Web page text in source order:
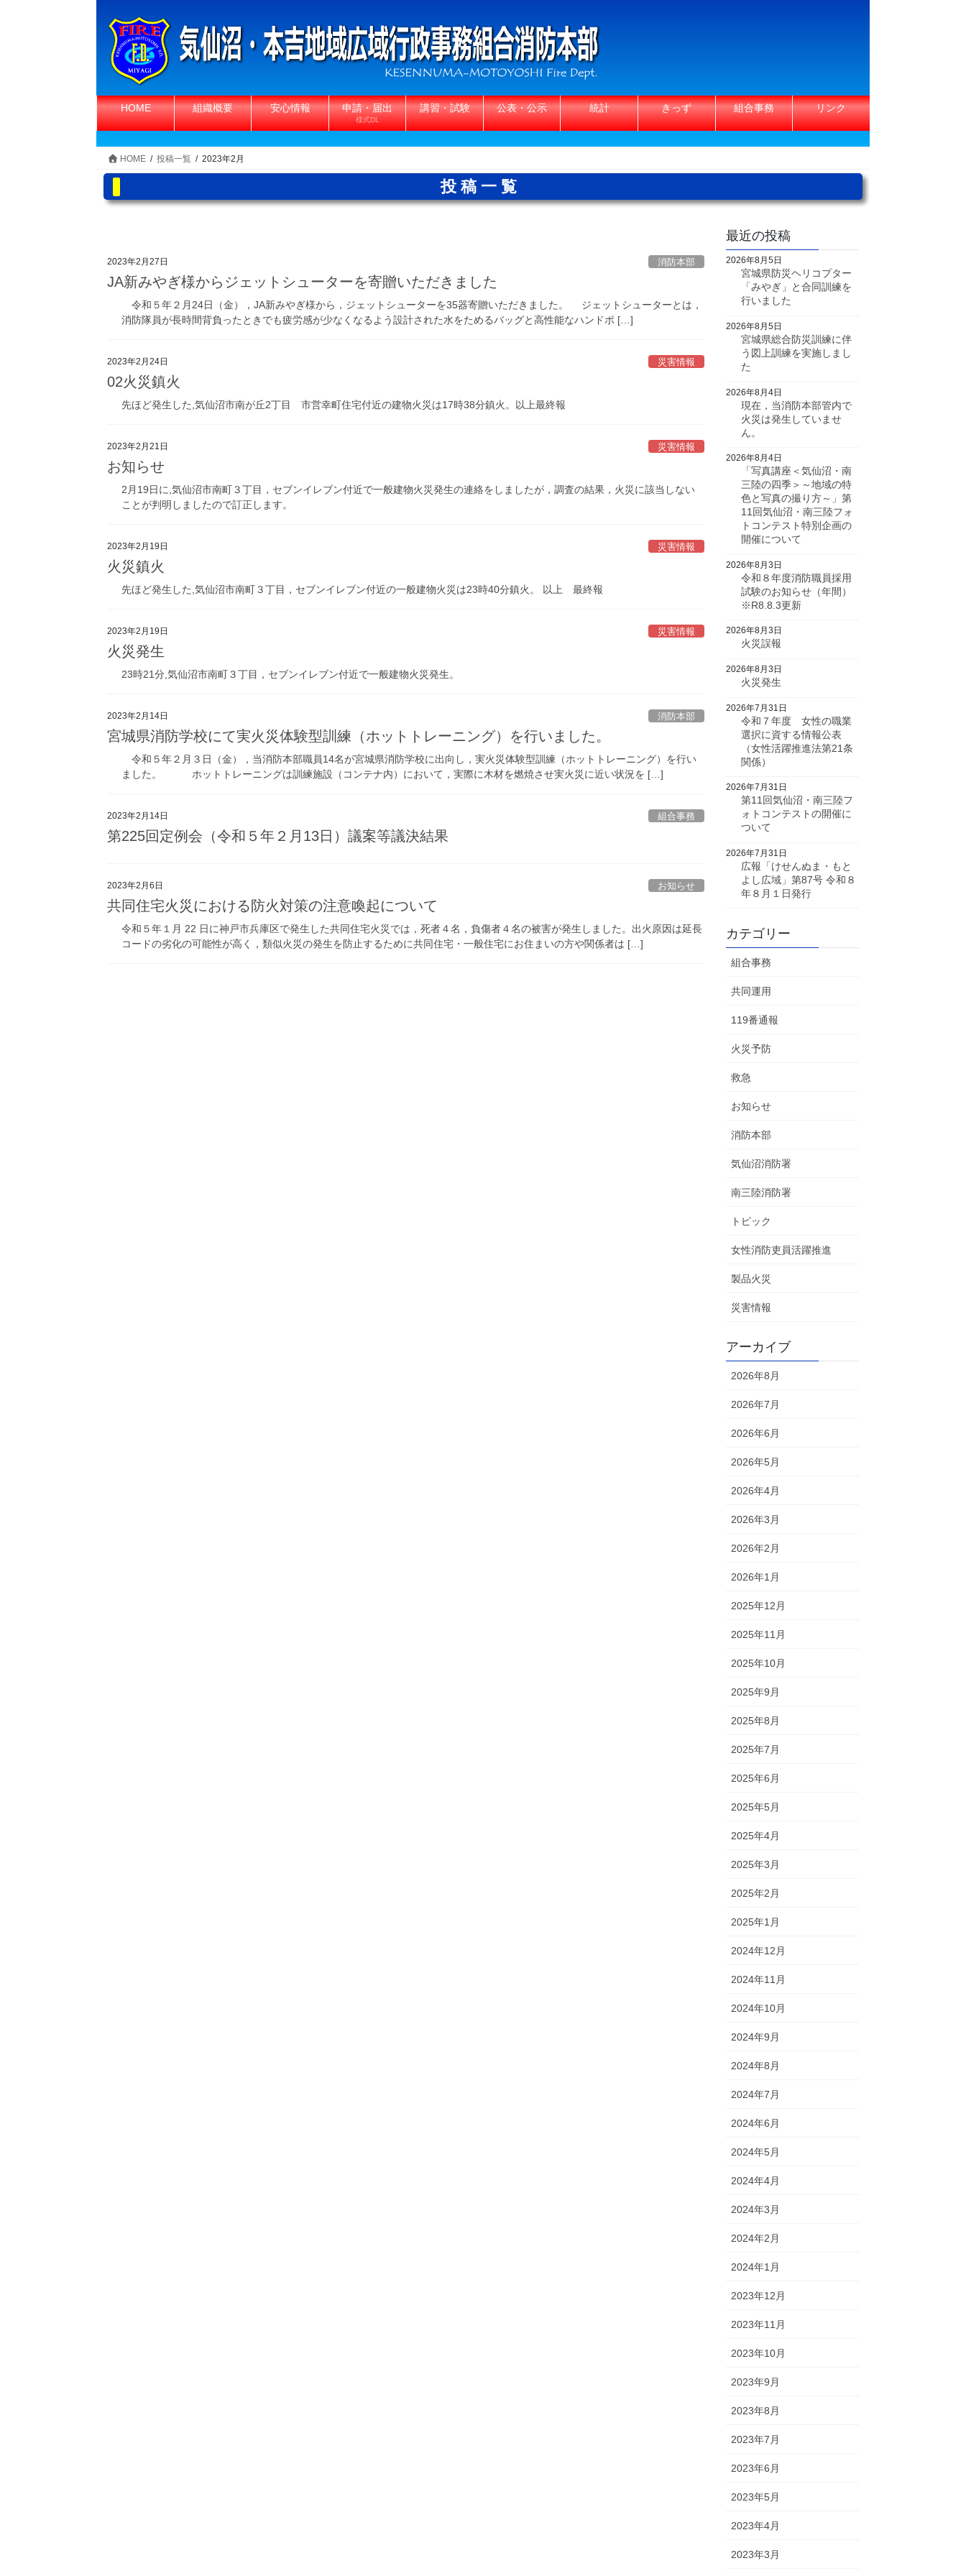
へ
ス
キ
ッ
ョ
ン
に
移
HOME 組織概要 安心情報 申請・届出
様式DL
講習・試験 公表・公示 統計 きっず 組合事務 リンク
HOME 投稿一覧 2023年2月
投稿一覧
2023年2月27日 消防本部
JA新みやぎ様からジェットシューターを寄贈いただきました
令和５年２月24日（金），JA新みやぎ様から，ジェットシューターを35器寄贈いただきました。 ジェットシューターとは，
消防隊員が長時間背負ったときでも疲労感が少なくなるよう設計された水をためるバッグと高性能なハンドポ […]
2023年2月24日 災害情報
02火災鎮火
先ほど発生した,気仙沼市南が丘2丁目 市営幸町住宅付近の建物火災は17時38分鎮火。以上最終報
2023年2月21日 災害情報
お知らせ
2月19日に,気仙沼市南町３丁目，セブンイレブン付近で一般建物火災発生の連絡をしましたが，調査の結果，火災に該当しない
ことが判明しましたので訂正します。
2023年2月19日 災害情報
火災鎮火
先ほど発生した,気仙沼市南町３丁目，セブンイレブン付近の一般建物火災は23時40分鎮火。 以上 最終報
2023年2月19日 災害情報
火災発生
23時21分,気仙沼市南町３丁目，セブンイレブン付近で一般建物火災発生。
2023年2月14日 消防本部
宮城県消防学校にて実火災体験型訓練（ホットトレーニング）を行いました。
令和５年２月３日（金），当消防本部職員14名が宮城県消防学校に出向し，実火災体験型訓練（ホットトレーニング）を行い
ました。 ホットトレーニングは訓練施設（コンテナ内）において，実際に木材を燃焼させ実火災に近い状況を […]
2023年2月14日 組合事務
第225回定例会（令和５年２月13日）議案等議決結果
2023年2月6日 お知らせ
共同住宅火災における防火対策の注意喚起について
令和５年１月 22 日に神戸市兵庫区で発生した共同住宅火災では，死者４名，負傷者４名の被害が発生しました。出火原因は延長
コードの劣化の可能性が高く，類似火災の発生を防止するために共同住宅・一般住宅にお住まいの方や関係者は […]
最近の投稿
宮城県防災ヘリコプター
「みやぎ」と合同訓練を
行いました
2026年8月5日
宮城県総合防災訓練に伴
う図上訓練を実施しまし
た
2026年8月5日
現在，当消防本部管内で
火災は発生していませ
ん。
2026年8月4日
「写真講座＜気仙沼・南
三陸の四季＞～地域の特
色と写真の撮り方～」第
11回気仙沼・南三陸フォ
トコンテスト特別企画の
開催について
2026年8月4日
令和８年度消防職員採用
試験のお知らせ（年間）
※R8.8.3更新
2026年8月3日
火災誤報
2026年8月3日
火災発生
2026年8月3日
令和７年度 女性の職業
選択に資する情報公表
（女性活躍推進法第21条
関係）
2026年7月31日
第11回気仙沼・南三陸フ
ォトコンテストの開催に
ついて
2026年7月31日
広報「けせんぬま・もと
よし広域」第87号 令和８
年８月１日発行
2026年7月31日
カテゴリー
組合事務
共同運用
119番通報
火災予防
救急
お知らせ
消防本部
気仙沼消防署
南三陸消防署
トピック
女性消防吏員活躍推進
製品火災
災害情報
アーカイブ
2026年8月
2026年7月
2026年6月
2026年5月
2026年4月
2026年3月
2026年2月
2026年1月
2025年12月
2025年11月
2025年10月
2025年9月
2025年8月
2025年7月
2025年6月
2025年5月
2025年4月
2025年3月
2025年2月
2025年1月
2024年12月
2024年11月
2024年10月
2024年9月
2024年8月
2024年7月
2024年6月
2024年5月
2024年4月
2024年3月
2024年2月
2024年1月
2023年12月
2023年11月
2023年10月
2023年9月
2023年8月
2023年7月
2023年6月
2023年5月
2023年4月
2023年3月